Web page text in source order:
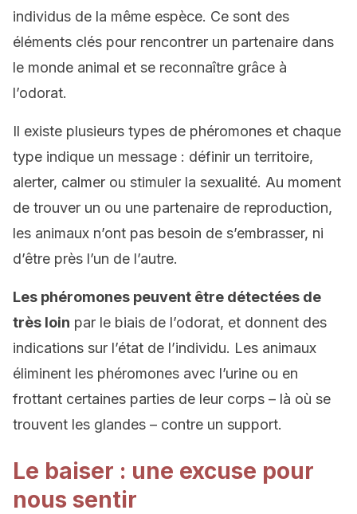
individus de la même espèce. Ce sont des
éléments clés pour rencontrer un partenaire dans
le monde animal et se reconnaître grâce à
l’odorat.
Il existe plusieurs types de phéromones et chaque
type indique un message : définir un territoire,
alerter, calmer ou stimuler la sexualité. Au moment
de trouver un ou une partenaire de reproduction,
les animaux n’ont pas besoin de s’embrasser, ni
d’être près l’un de l’autre.
Les phéromones peuvent être détectées de
très loin par le biais de l’odorat, et donnent des
indications sur l’état de l’individu. Les animaux
éliminent les phéromones avec l’urine ou en
frottant certaines parties de leur corps – là où se
trouvent les glandes – contre un support.
Le baiser : une excuse pour
nous sentir